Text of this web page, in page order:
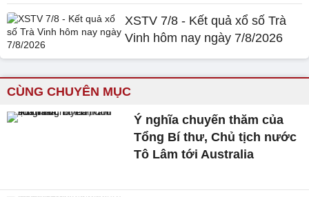
XSTV 7/8 - Kết quả xổ số Trà
Vinh hôm nay ngày 7/8/2026
CÙNG CHUYÊN MỤC
Ý nghĩa chuyến thăm của
Tổng Bí thư, Chủ tịch nước
Tô Lâm tới Australia